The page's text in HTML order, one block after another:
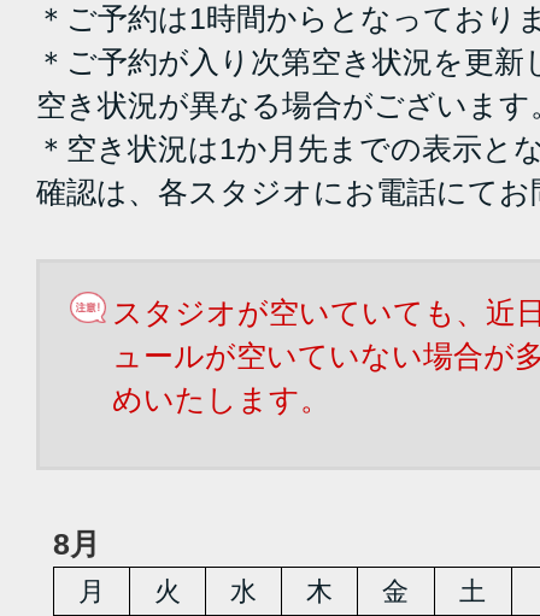
＊ご予約は1時間からとなっており
＊ご予約が入り次第空き状況を更
空き状況が異なる場合がございます
＊空き状況は1か月先までの表示と
確認は、各スタジオにお電話にて
スタジオが空いていても、近
ュールが空いていない場合が
めいたします。
8月
月 火 水 木 金 土